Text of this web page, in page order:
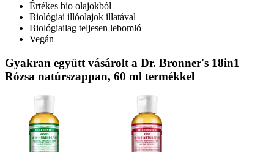
Értékes bio olajokból
Biológiai illóolajok illatával
Biológiailag teljesen lebomló
Vegán
Gyakran együtt vásárolt a Dr. Bronner's 18in1
Rózsa natúrszappan, 60 ml termékkel